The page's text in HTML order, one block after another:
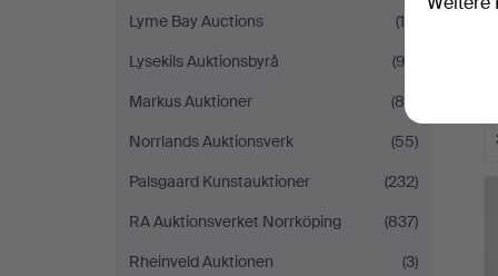
Lyme Bay Auctions
(15)
Lysekils Auktionsbyrå
(92)
Markus Auktioner
(88)
Norrlands Auktionsverk
(55)
Palsgaard Kunstauktioner
(232)
RA Auktionsverket Norrköping
(837)
Rheinveld Auktionen
(3)